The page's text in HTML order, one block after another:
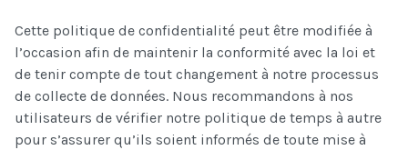
Cette politique de confidentialité peut être modifiée à
l’occasion afin de maintenir la conformité avec la loi et
de tenir compte de tout changement à notre processus
de collecte de données. Nous recommandons à nos
utilisateurs de vérifier notre politique de temps à autre
pour s’assurer qu’ils soient informés de toute mise à